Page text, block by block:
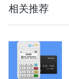
相关推荐